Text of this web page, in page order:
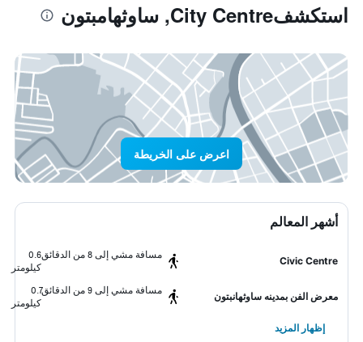
استكشفCity Centre, ساوثهامبتون
اعرض على الخريطة
أشهر المعالم
Civic Centre
مسافة مشي إلى 8 من الدقائق
0.6
كيلومتر
معرض الفن بمدينه ساوثهانبتون
مسافة مشي إلى 9 من الدقائق
0.7
كيلومتر
إظهار المزيد